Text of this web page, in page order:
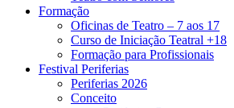
Formação
Oficinas de Teatro – 7 aos 17
Curso de Iniciação Teatral +18
Formação para Profissionais
Festival Periferias
Periferias 2026
Conceito